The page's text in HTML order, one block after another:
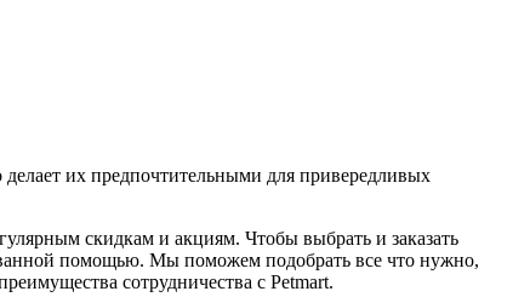
их предпочтительными для привередливых
скидкам и акциям. Чтобы выбрать и заказать
помощью. Мы поможем подобрать все что нужно,
сотрудничества с Petmart.